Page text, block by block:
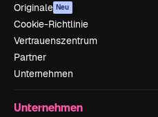
Originale Neu
Cookie-Richtlinie
Vertrauenszentrum
Partner
Unternehmen
Unternehmen